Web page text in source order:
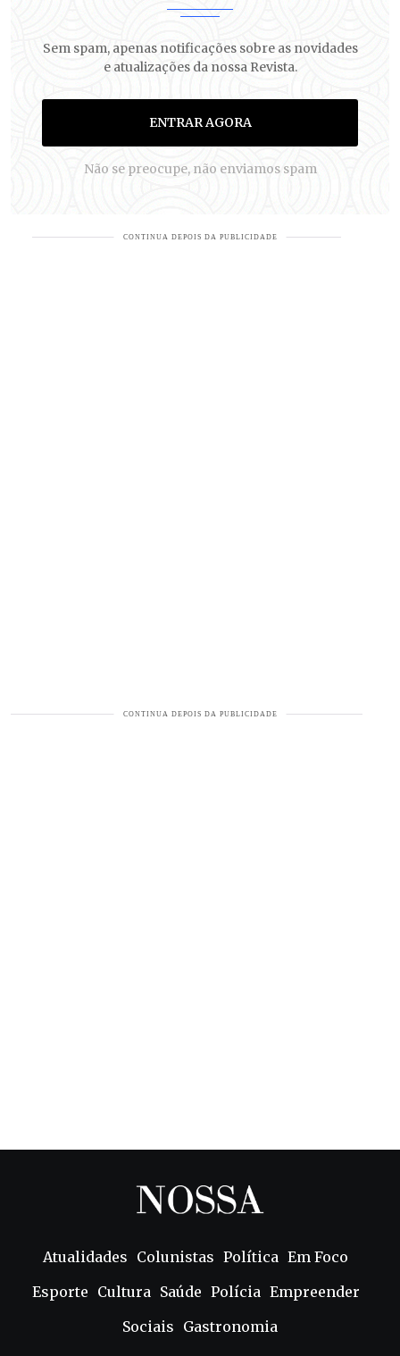
Sem spam, apenas notificações sobre as novidades
e atualizações da nossa Revista.
ENTRAR AGORA
Não se preocupe, não enviamos spam
Atualidades Colunistas Política Em Foco
Esporte Cultura Saúde Polícia Empreender
Sociais Gastronomia